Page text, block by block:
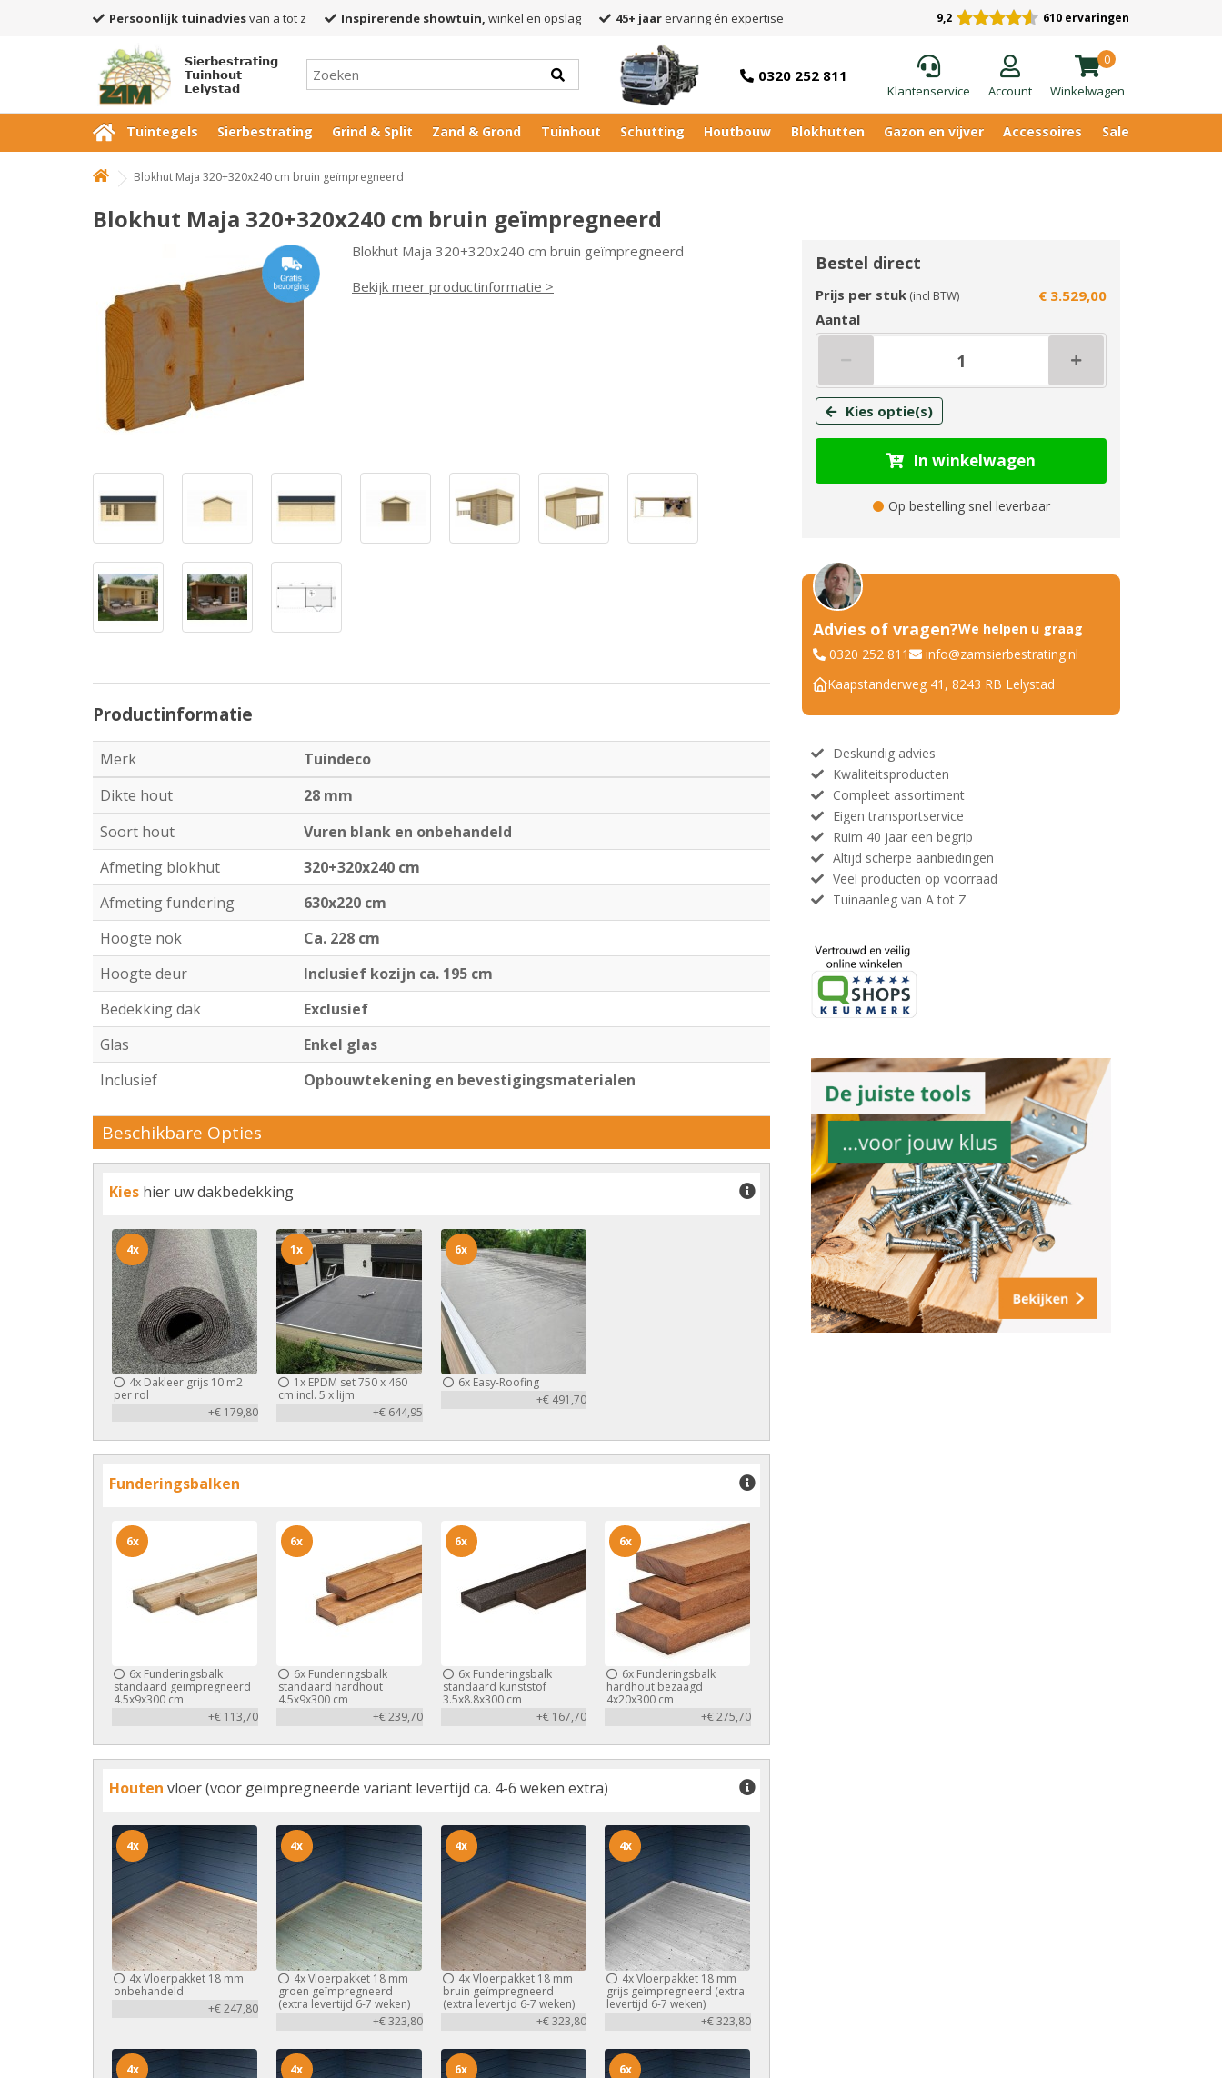
Persoonlijk tuinadviesvan a tot z Inspirerende showtuin, winkel en opslag 45+ jaar ervaring én expertise 9,2 610 ervaringen
Sierbestrating
Tuinhout
Lelystad
0320 252 811
Klantenservice Account
0
Winkelwagen
Tuintegels Sierbestrating Grind & Split Zand & Grond Tuinhout Schutting Houtbouw Blokhutten Gazon en vijver Accessoires Sale
Blokhut Maja 320+320x240 cm bruin geïmpregneerd
Blokhut Maja 320+320x240 cm bruin geïmpregneerd
Blokhut Maja 320+320x240 cm bruin geïmpregneerd
Bekijk meer productinformatie >
Productinformatie
Merk
Tuindeco
Dikte hout
28 mm
Soort hout
Vuren blank en onbehandeld
Afmeting blokhut
320+320x240 cm
Afmeting fundering
630x220 cm
Hoogte nok
Ca. 228 cm
Hoogte deur
Inclusief kozijn ca. 195 cm
Bedekking dak
Exclusief
Glas
Enkel glas
Inclusief
Opbouwtekening en bevestigingsmaterialen
Beschikbare Opties
Kies hier uw dakbedekking
4x Dakleer grijs 10 m2
per rol
+€ 179,80
4x
1xEPDM set 750 x 460
cm incl. 5 x lijm
+€ 644,95
1x
6xEasy-Roofing
+€ 491,70
6x
Funderingsbalken
6x Funderingsbalk
standaard geïmpregneerd
4.5x9x300 cm
+€ 113,70
6x
6xFunderingsbalk
standaard hardhout
4.5x9x300 cm
+€ 239,70
6x
6xFunderingsbalk
standaard kunststof
3.5x8.8x300 cm
+€ 167,70
6x
6x Funderingsbalk
hardhout bezaagd
4x20x300 cm
+€ 275,70
6x
Houten vloer (voor geïmpregneerde variant levertijd ca. 4-6 weken extra)
4xVloerpakket 18 mm
onbehandeld
+€ 247,80
4x
4xVloerpakket 18 mm
groen geïmpregneerd
(extra levertijd 6-7 weken)
+€ 323,80
4x
4xVloerpakket 18 mm
bruin geïmpregneerd
(extra levertijd 6-7 weken)
+€ 323,80
4x
4xVloerpakket 18 mm
grijs geïmpregneerd (extra
levertijd 6-7 weken)
+€ 323,80
4x
4x 4x 6x 6x
Bestel direct
Prijs per stuk (incl BTW)
€ 3.529,00
Aantal
Kies optie(s)
In winkelwagen
Op bestelling snel leverbaar
Advies of vragen?We helpen u graag
0320 252 811
info@zamsierbestrating.nl
Kaapstanderweg 41, 8243 RB Lelystad
Deskundig advies
Kwaliteitsproducten
Compleet assortiment
Eigen transportservice
Ruim 40 jaar een begrip
Altijd scherpe aanbiedingen
Veel producten op voorraad
Tuinaanleg van A tot Z